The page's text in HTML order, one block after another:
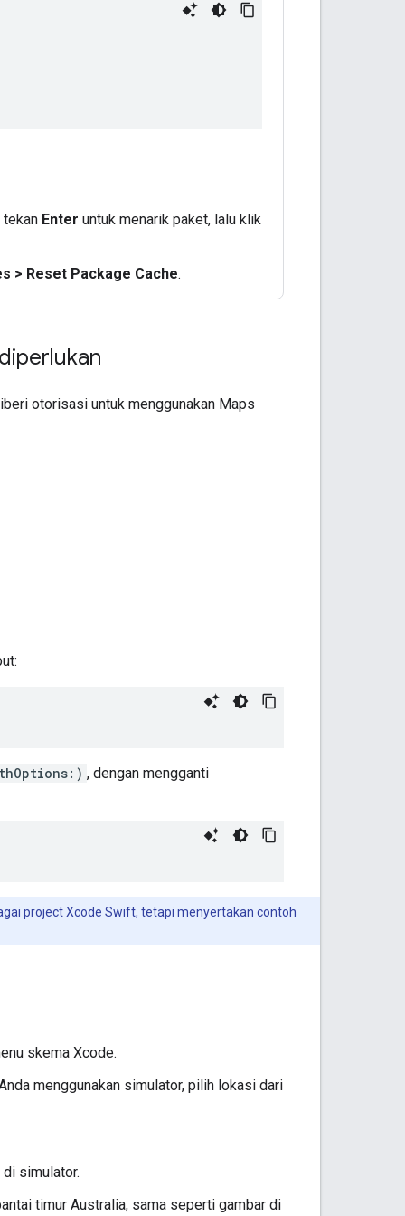
Enter untuk menarik paket, lalu klik
> Reset Package Cache.
otorisasi untuk menggunakan Maps
, dengan mengganti
project Xcode Swift, tetapi menyertakan contoh
skema Xcode.
menggunakan simulator, pilih lokasi dari
simulator.
timur Australia, sama seperti gambar di